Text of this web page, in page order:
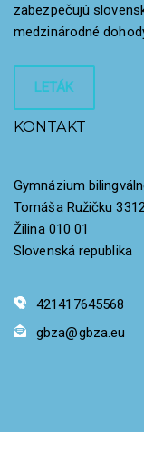
zabezpečujú
medzinárodné
LETÁK
KONTAKT
Gymnázium
Tomáša Ružičku
Žilina 010 01
Slovenská republika
421417645568
gbza@gbza.eu